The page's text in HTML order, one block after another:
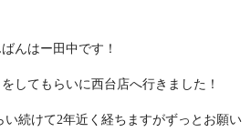
んはー田中です！
してもらいに西台店へ行きました！
続けて2年近く経ちますがずっとお願い